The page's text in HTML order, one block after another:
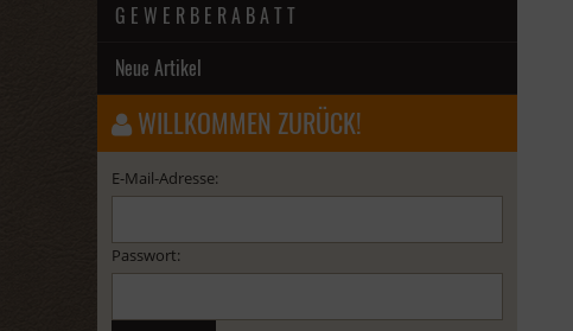
G E W E R B E R A B A T T
Neue Artikel
WILLKOMMEN ZURÜCK!
E-Mail-Adresse:
Passwort: